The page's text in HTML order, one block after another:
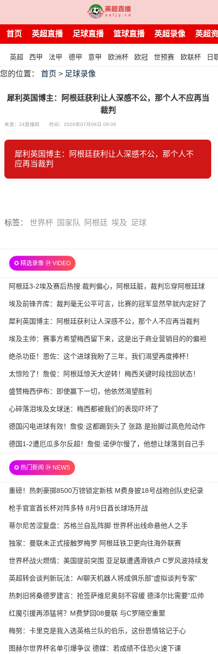
首页 英超直播 足球直播 篮球直播 英超录像 英超
英超 西甲 法甲 德甲 意甲 欧洲杯 欧冠 世预赛 欧联杯 日
您的位置： 首页 > 足球录像
犀利英国博主：阿根廷获利让人深感不公，那个人不应再当
裁判
来源：24直播网 时间：2026年07月08日 09:00
犀利英国博主：阿根廷获利让人深感不公，那个人不
应再当裁判
标签 ： 世界杯 国家队 阿根廷 埃及 足球
✪ 精选录像 ㉔ VIDEO
阿根廷3-2埃及赛后热搜:裁判偏心，阿根廷脏，裁判忘穿阿根廷球
衣
埃及前锋齐库：裁判毫无公平可言，比赛的冠军显然早就内定好了
犀利英国博主：阿根廷获利让人深感不公，那个人不应再当裁判
埃及主帅：赛事方希望梅西留下来，这是出于商业营销目的的偏袒
绝杀功臣！恩佐：这个进球我盼了三年，我们渴望再度捧杯！
太惊险了！詹俊：阿根廷惊天大逆转！梅西关键时段找回状态！
盛赞梅西伊布：即使赢下一切，他依然渴望胜利
心碎落泪埃及女球迷：梅西都被我们的表现吓坏了
德国闪电进球有效！詹俊:这都踢到头了 张路:是抬脚过高危险动作
德国1-2遭厄瓜多尔反超！詹俊:诺伊尔慢了，他想让球落到自己手
✪ 热门新闻 ㉔ NEWS
重磅！热刺豪掷8500万镑锁定新核 M费身披18号战袍创队史纪录
枪手官宣酋长杯对阵多特 8月9日酋长球场开战
蒂尔尼苦涩复盘：苏格兰自乱阵脚 世界杯出线命悬他人之手
独家：曼联未正式接触罗梅罗 阿根廷铁卫更向往海外联赛
世界杯战火燃情：美国提前突围 亚足联遭遇滑铁卢 C罗风波持续发
酵
英超转会谈判新玩法：AI聊天机器人将成俱乐部"虚拟谈判专家"
热刺旧将桑德罗建言：抢签萨维尼奥刻不容缓 德泽尔比需要"瓜帅
式"耐心
红魔引援再添猛将？M费梦回08曼联 与C罗隔空重聚
梅努：卡里克是我入选英格兰队的伯乐，这份恩情铭记于心
图赫尔世界杯名单引爆争议 德媒：若成绩不佳恐火速下课